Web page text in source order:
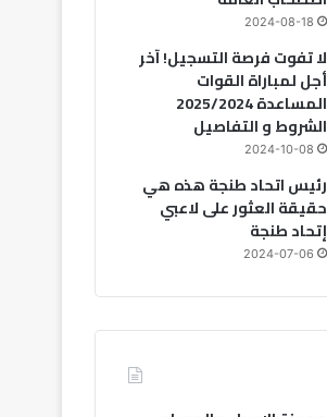
2024-08-18
لا تفوت فرصة التسجيل! آخر
أجل لمباراة القوات
المساعدة 2025/2024
الشروط و التفاصيل
2024-10-08
رئيس اتحاد طنجة هذه هي
حقيقة العثور على لاعبي
إتحاد طنجة
2024-07-06